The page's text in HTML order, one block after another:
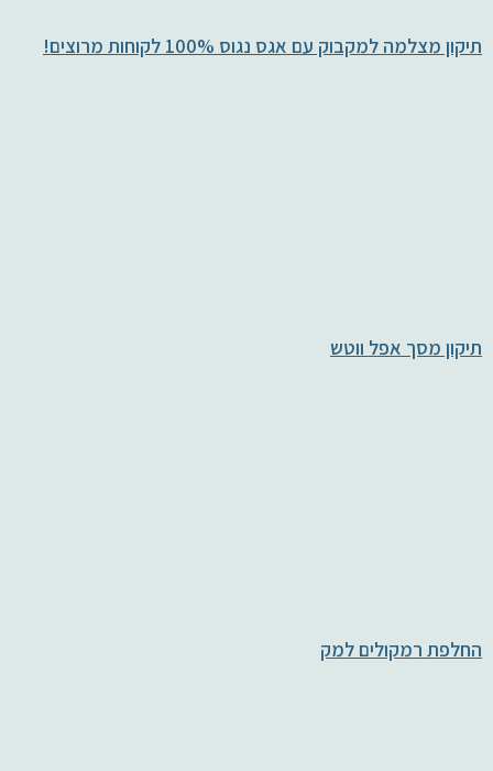
תיקון מצלמה למקבוק עם אגס נגוס 100% לקוחות מרוצים!
תיקון מסך אפל ווטש
החלפת רמקולים למק